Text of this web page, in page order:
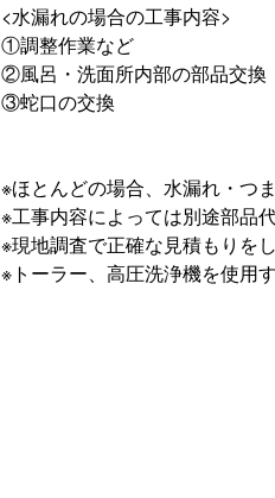
<水漏れの場合の工事内容>
①調整作業など
②風呂・洗面所内部の部品交換
③蛇口の交換
※ほとんどの場合、水漏れ・つ
※工事内容によっては別途部品
※現地調査で正確な見積もりを
※トーラー、高圧洗浄機を使用